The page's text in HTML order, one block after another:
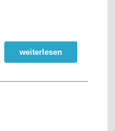
weiterlesen